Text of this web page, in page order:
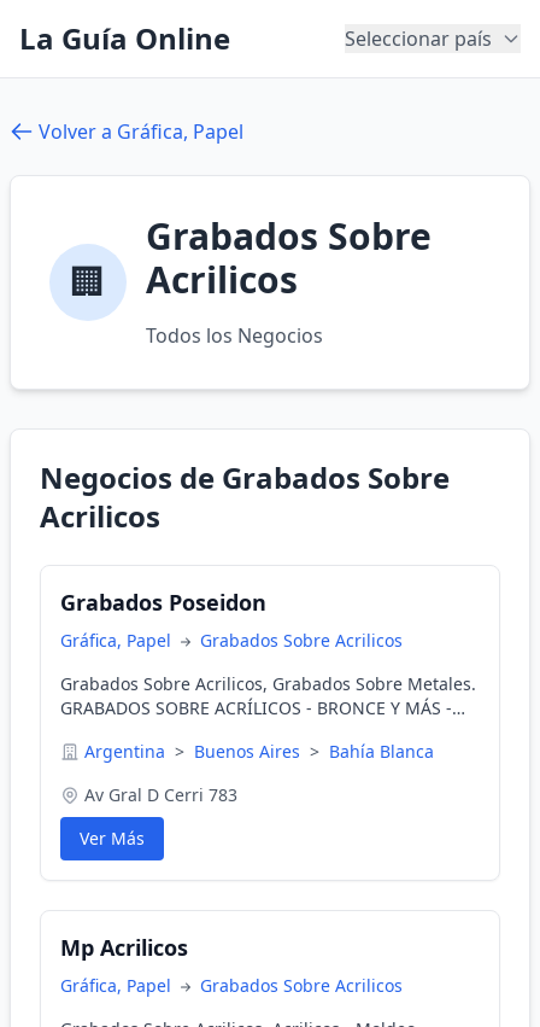
La Guía Online Seleccionar país
Volver a Gráfica, Papel
🏢
Grabados Sobre
Acrilicos
Todos los Negocios
Negocios de Grabados Sobre
Acrilicos
Grabados Poseidon
Gráfica, Papel
Grabados Sobre Acrilicos
Grabados Sobre Acrilicos, Grabados Sobre Metales.
GRABADOS SOBRE ACRÍLICOS - BRONCE Y MÁS -
Argentina > Buenos Aires > Bahía Blanca
Av Gral D Cerri 783
Ver Más
Mp Acrilicos
Gráfica, Papel
Grabados Sobre Acrilicos